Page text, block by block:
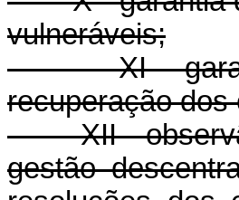
vulneráveis;
XI - garantia,
recuperação
XII -
gestão